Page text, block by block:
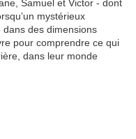
Samuel et Victor - dont
mystérieux
des dimensions
pour comprendre ce qui
dans leur monde